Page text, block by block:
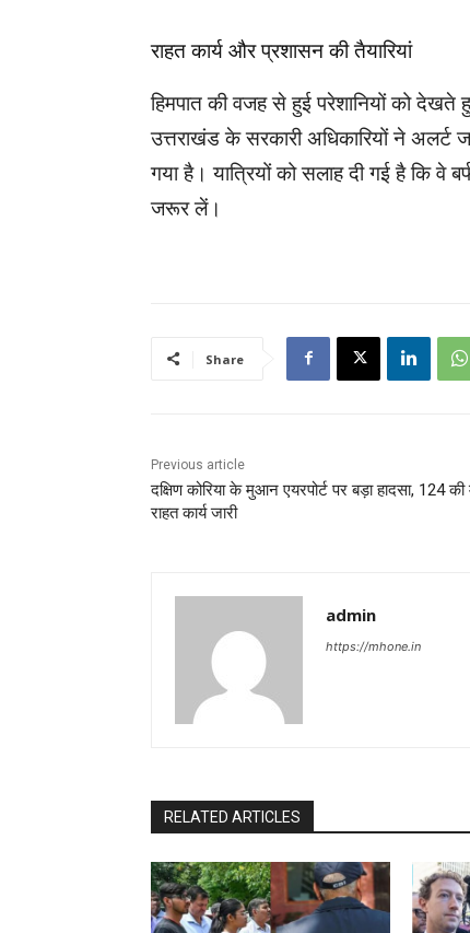
राहत कार्य और प्रशासन की तैयारियां
हिमपात की वजह से हुई परेशानियों को
उत्तराखंड के सरकारी अधिकारियों ने अलर्ट
गया है। यात्रियों को सलाह दी गई है कि वे
जरूर लें।
Share
Previous article
दक्षिण कोरिया के मुआन एयरपोर्ट पर बड़ा हादसा, 124 की
राहत कार्य जारी
admin
https://mhone.in
RELATED ARTICLES